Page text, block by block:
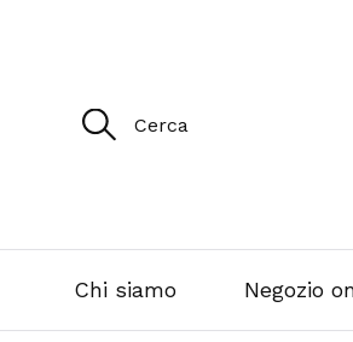
R
i
e
r
:
Chi siamo Negozio